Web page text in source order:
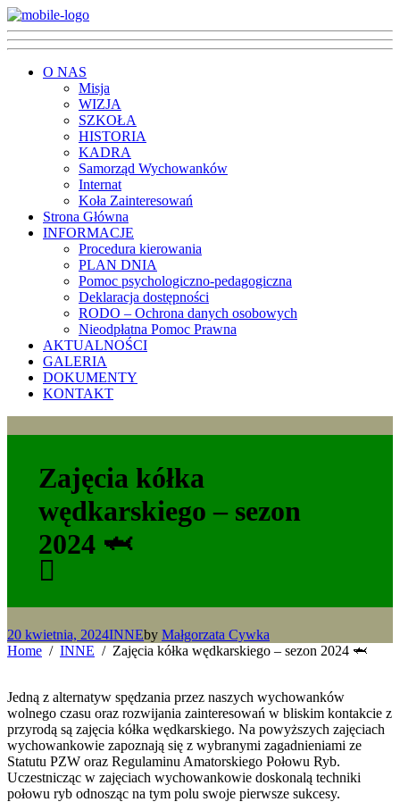
O NAS
Misja
WIZJA
SZKOŁA
HISTORIA
KADRA
Samorząd Wychowanków
Internat
Koła Zainteresowań
Strona Główna
INFORMACJE
Procedura kierowania
PLAN DNIA
Pomoc psychologiczno-pedagogiczna
Deklaracja dostępności
RODO – Ochrona danych osobowych
Nieodpłatna Pomoc Prawna
AKTUALNOŚCI
GALERIA
DOKUMENTY
KONTAKT
Zajęcia kółka
wędkarskiego – sezon
2024 🦈
20 kwietnia, 2024INNEby Małgorzata Cywka
Home
INNE Zajęcia kółka wędkarskiego – sezon 2024 🦈
Jedną z alternatyw spędzania przez naszych wychowanków
wolnego czasu oraz rozwijania zainteresowań w bliskim kontakcie z
przyrodą są zajęcia kółka wędkarskiego. Na powyższych zajęciach
wychowankowie zapoznają się z wybranymi zagadnieniami ze
Statutu PZW oraz Regulaminu Amatorskiego Połowu Ryb.
Uczestnicząc w zajęciach wychowankowie doskonalą techniki
połowu ryb odnosząc na tym polu swoje pierwsze sukcesy.